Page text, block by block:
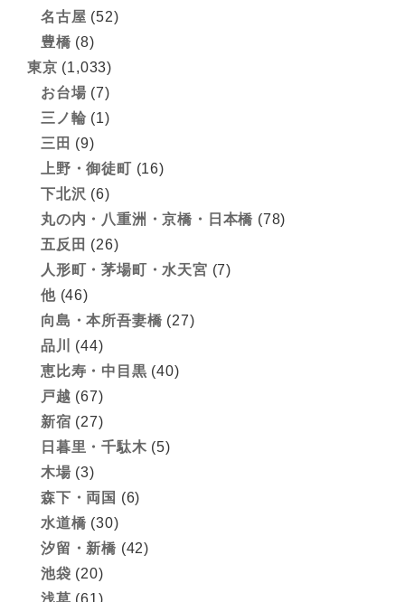
名古屋 (52)
豊橋 (8)
東京 (1,033)
お台場 (7)
三ノ輪 (1)
三田 (9)
上野・御徒町 (16)
下北沢 (6)
丸の内・八重洲・京橋・日本橋 (78)
五反田 (26)
人形町・茅場町・水天宮 (7)
他(46)
向島・本所吾妻橋 (27)
品川
(44)
恵比寿・中目黒 (40)
戸越 (67)
新宿 (27)
日暮里・千駄木 (5)
木場 (3)
森下・両国 (6)
水道橋 (30)
汐留・新橋 (42)
池袋 (20)
浅草 (61)